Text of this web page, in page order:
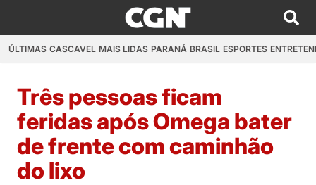
ÚLTIMAS CASCAVEL MAIS LIDAS PARANÁ BRASIL ESPORTES
Três pessoas ficam
feridas após Omega bater
de frente com caminhão
do lixo